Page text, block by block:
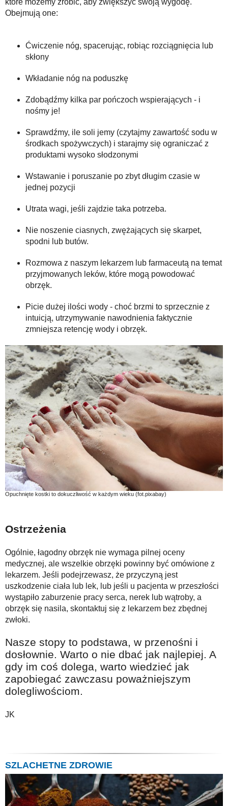
które możemy zrobić, aby zwiększyć swoją wygodę.
Obejmują one:
Ćwiczenie nóg, spacerując, robiąc rozciągnięcia lub
skłony
Wkładanie nóg na poduszkę
Zdobądźmy kilka par pończoch wspierających - i
nośmy je!
Sprawdźmy, ile soli jemy (czytajmy zawartość sodu w
środkach spożywczych) i starajmy się ograniczać z
produktami wysoko słodzonymi
Wstawanie i poruszanie po zbyt długim czasie w
jednej pozycji
Utrata wagi, jeśli zajdzie taka potrzeba.
Nie noszenie ciasnych, zwężających się skarpet,
spodni lub butów.
Rozmowa z naszym lekarzem lub farmaceutą na temat
przyjmowanych leków, które mogą powodować
obrzęk.
Picie dużej ilości wody - choć brzmi to sprzecznie z
intuicją, utrzymywanie nawodnienia faktycznie
zmniejsza retencję wody i obrzęk.
Opuchnięte kostki to dokuczliwość w każdym wieku (fot.pixabay)
Ostrzeżenia
Ogólnie, łagodny obrzęk nie wymaga pilnej oceny
medycznej, ale wszelkie obrzęki powinny być omówione z
lekarzem. Jeśli podejrzewasz, że przyczyną jest
uszkodzenie ciała lub lek, lub jeśli u pacjenta w przeszłości
wystąpiło zaburzenie pracy serca, nerek lub wątroby, a
obrzęk się nasila, skontaktuj się z lekarzem bez zbędnej
zwłoki.
Nasze stopy to podstawa, w przenośni i
dosłownie. Warto o nie dbać jak najlepiej. A
gdy im coś dolega, warto wiedzieć jak
zapobiegać zawczasu poważniejszym
dolegliwościom.
JK
SZLACHETNE ZDROWIE